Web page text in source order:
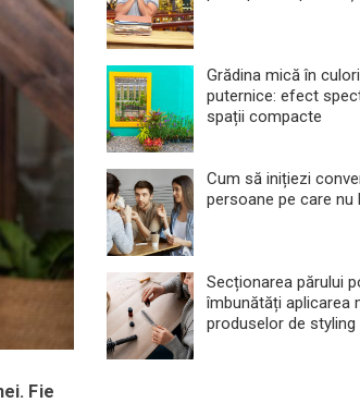
Fie
Grădina mică în culori
puternice: efect
spații compacte
Cum să inițiezi
persoane pe care nu
Secționarea părului
îmbunătăți aplicarea
produselor de styling